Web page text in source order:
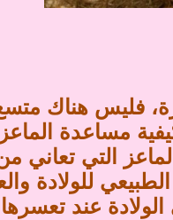
فليس هناك
مساعدة
التي تعاني
للولادة
عند تعسرها